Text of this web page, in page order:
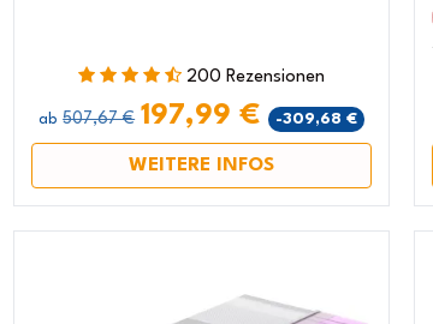
200 Rezensionen
ab 507,67 € 197,99 € -309,68 €
WEITERE INFOS